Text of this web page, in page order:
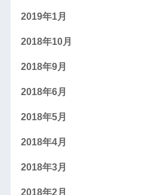
2019年1月
2018年10月
2018年9月
2018年6月
2018年5月
2018年4月
2018年3月
2018年2月